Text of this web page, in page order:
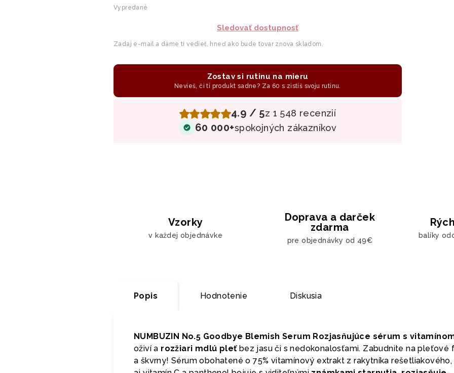
Vypredané
Sledovať dostupnosť
Zadaj e-mail a dáme ti vedieť, hneď ako bude tovar znova skladom.
Zostav si rutinu na mieru
Nevieš, či ti produkt sadne? Za 60 s zistíš svoju rutinu.
4.9 / 5z 1 548 recenzií
60 000+spokojných zákazníkov
Vzorky
v každej objednávke
Doprava a darček
zdarma
pre objednávky od 49€
balíky
Popis Hodnotenie Diskusia
NUMBUZIN No.5 Goodbye Blemish Serum Rozjasňujúce sérum s
oživí a rozžiari mdlú pleťbez jasu či s nedokonalosťami. Zabudnite na pleťové
a škvrny! Sérum obohatené o 75% vitamínový extrakt z rakytníka rešetliakového,